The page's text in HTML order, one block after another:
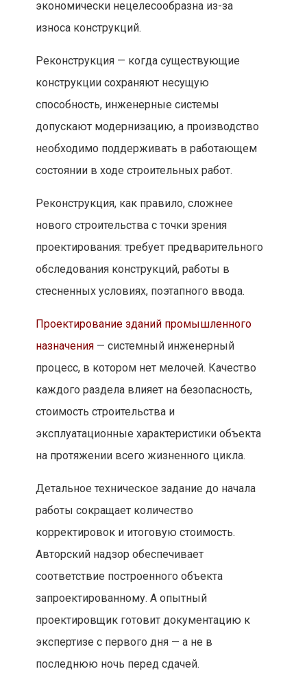
экономически нецелесообразна из-за
износа конструкций.
Реконструкция — когда существующие
конструкции сохраняют несущую
способность, инженерные системы
допускают модернизацию, а производство
необходимо поддерживать в работающем
состоянии в ходе строительных работ.
Реконструкция, как правило, сложнее
нового строительства с точки зрения
проектирования: требует предварительного
обследования конструкций, работы в
стесненных условиях, поэтапного ввода.
Проектирование зданий промышленного
назначения— системный инженерный
процесс, в котором нет мелочей. Качество
каждого раздела влияет на безопасность,
стоимость строительства и
эксплуатационные характеристики объекта
на протяжении всего жизненного цикла.
Детальное техническое задание до начала
работы сокращает количество
корректировок и итоговую стоимость.
Авторский надзор обеспечивает
соответствие построенного объекта
запроектированному. А опытный
проектировщик готовит документацию к
экспертизе с первого дня — а не в
последнюю ночь перед сдачей.